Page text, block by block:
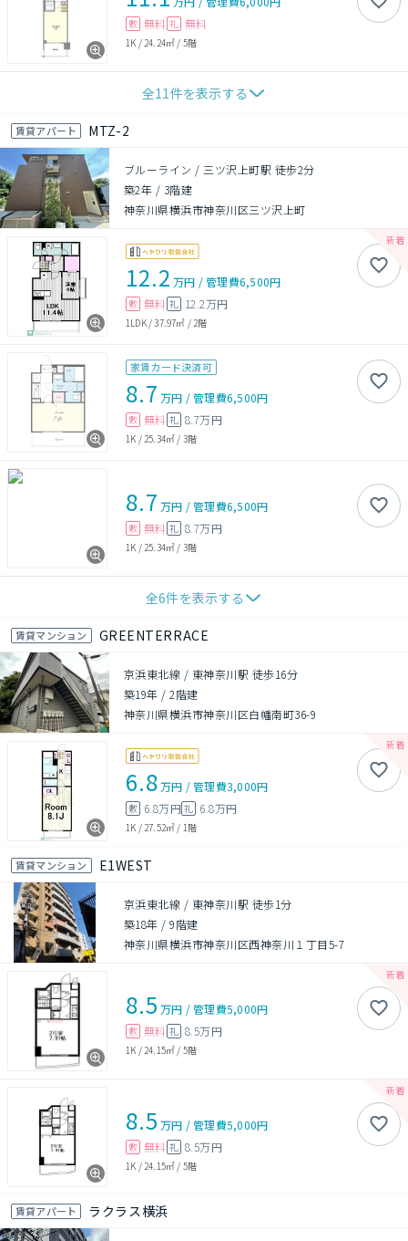
敷 無料 礼 無料
1K / 24.24㎡ / 5階
全11件を表示する
賃貸アパート MTZ-2
ブルーライン / 三ツ沢上町駅 徒歩2分
築2年 / 3階建
神奈川県横浜市神奈川区三ツ沢上町
12.2 万円 /管理費6,500円
敷 無料 礼 12.2万円
1LDK/37.97㎡ /2階
家賃カード決済可
8.7 万円 /管理費6,500円
敷 無料 礼 8.7万円
1K /25.34㎡ / 3階
8.7 万円 /管理費6,500円
敷 無料 礼 8.7万円
1K / 25.34㎡ / 3階
全6件を表示する
賃貸マンション GREENTERRACE
京浜東北線 / 東神奈川駅 徒歩16分
築19年 /2階建
神奈川県横浜市神奈川区白幡南町36-9
6.8万円 /管理費3,000円
敷 6.8万円礼 6.8万円
1K /27.52㎡ / 1階
賃貸マンション E1WEST
京浜東北線 / 東神奈川駅 徒歩1分
築18年 /9階建
神奈川県横浜市神奈川区西神奈川１丁目5-7
8.5 万円 /管理費5,000円
敷 無料 礼 8.5万円
1K / 24.15㎡ / 5階
8.5 万円 /管理費5,000円
敷 無料 礼 8.5万円
1K / 24.15㎡ / 5階
賃貸アパート ラクラス横浜